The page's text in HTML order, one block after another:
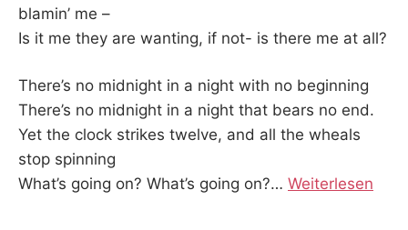
blamin’ me –
Is it me they are wanting, if not- is there me at all?
There’s no midnight in a night with no beginning
There’s no midnight in a night that bears no end.
Yet the clock strikes twelve, and all the wheals
stop spinning
What’s going on? What’s going on?… Weiterlesen